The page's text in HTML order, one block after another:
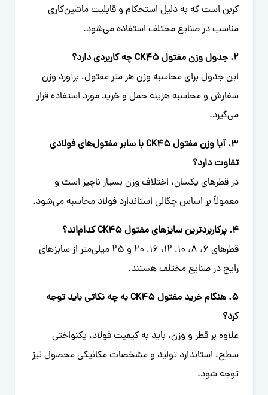
کربن است که به دلیل استحکام و قابلیت ماشین‌کاری
مناسب در صنایع مختلف استفاده می‌شود.
2. جدول وزن مفتول CK45 چه کاربردی دارد؟
این جدول برای محاسبه وزن هر متر مفتول، برآورد وزن
سفارش و محاسبه هزینه حمل و خرید مورد استفاده قرار
می‌گیرد.
3. آیا وزن مفتول CK45 با سایر مفتول‌های فولادی
تفاوت دارد؟
در قطرهای یکسان، اختلاف وزن بسیار ناچیز است و
معمولاً بر اساس چگالی استاندارد فولاد محاسبه می‌شود.
4. پرکاربردترین سایزهای مفتول CK45 کدام‌اند؟
قطرهای 6، 8، 10، 12، 16، 20 و 25 میلی‌متر از سایزهای
رایج در صنایع مختلف هستند.
5. هنگام خرید مفتول CK45 به چه نکاتی باید توجه
کرد؟
علاوه بر قطر و وزن، باید به کیفیت فولاد، یکنواختی
سطح، استاندارد تولید و مشخصات مکانیکی محصول نیز
توجه شود.